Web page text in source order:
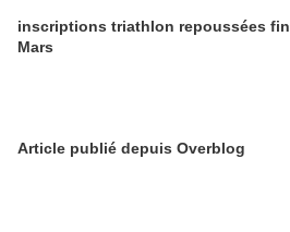
inscriptions triathlon repoussées fin
Mars
Article publié depuis Overblog